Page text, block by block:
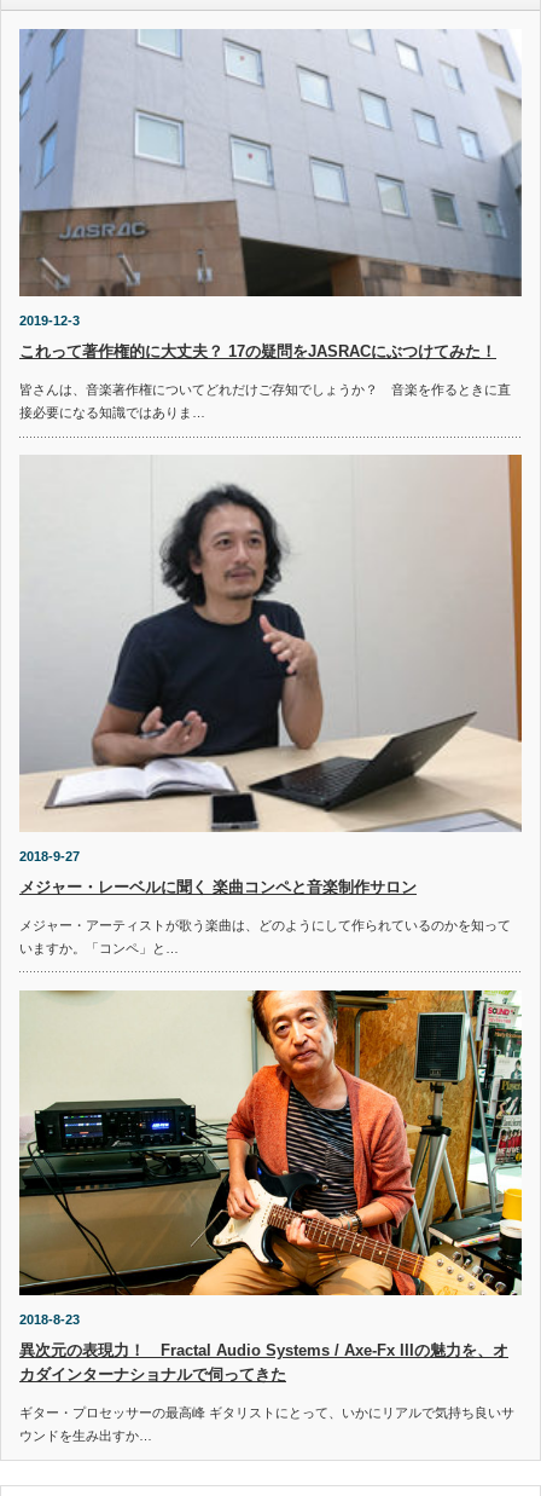
2019-12-3
これって著作権的に大丈夫？ 17の疑問をJASRACにぶつけてみた！
皆さんは、音楽著作権についてどれだけご存知でしょうか？ 音楽を作るときに直
接必要になる知識ではありま…
2018-9-27
メジャー・レーベルに聞く 楽曲コンペと音楽制作サロン
メジャー・アーティストが歌う楽曲は、どのようにして作られているのかを知って
いますか。「コンペ」と…
2018-8-23
異次元の表現力！ Fractal Audio Systems / Axe-Fx IIIの魅力を、オ
カダインターナショナルで伺ってきた
ギター・プロセッサーの最高峰 ギタリストにとって、いかにリアルで気持ち良いサ
ウンドを生み出すか…